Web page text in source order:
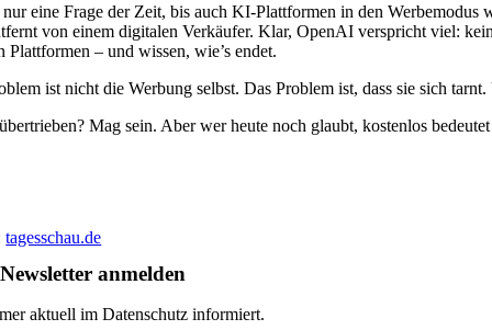
eine Frage der Zeit, bis auch KI-Plattformen in den
von einem digitalen Verkäufer. Klar, OpenAI verspricht viel:
Plattformen – und wissen, wie’s endet.
ist nicht die Werbung selbst. Das Problem ist, dass sie sich
Mag sein. Aber wer heute noch glaubt, kostenlos
tagesschau.de
anmelden
aktuell im Datenschutz informiert.